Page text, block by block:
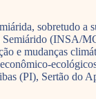
sobretudo a
(INSA/
e mudanças
(PI), Sertão do